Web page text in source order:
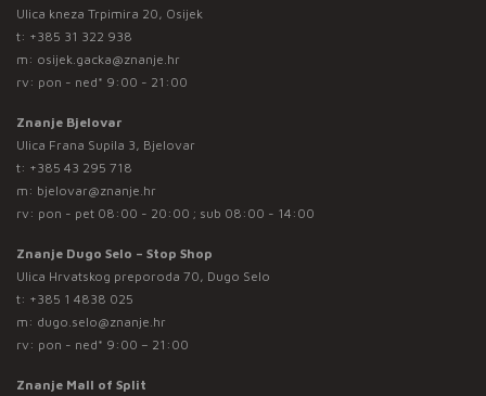
Ulica kneza Trpimira 20, Osijek
t: +385 31 322 938
m: osijek.gacka@znanje.hr
rv: pon - ned* 9:00 - 21:00
Znanje Bjelovar
Ulica Frana Supila 3, Bjelovar
t: +385 43 295 718
m: bjelovar@znanje.hr
rv: pon - pet 08:00 - 20:00 ; sub 08:00 - 14:00
Znanje Dugo Selo – Stop Shop
Ulica Hrvatskog preporoda 70, Dugo Selo
t: +385 1 4838 025
m: dugo.selo@znanje.hr
rv: pon - ned* 9:00 – 21:00
Znanje Mall of Split